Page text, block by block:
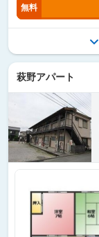
無料
萩野アパート